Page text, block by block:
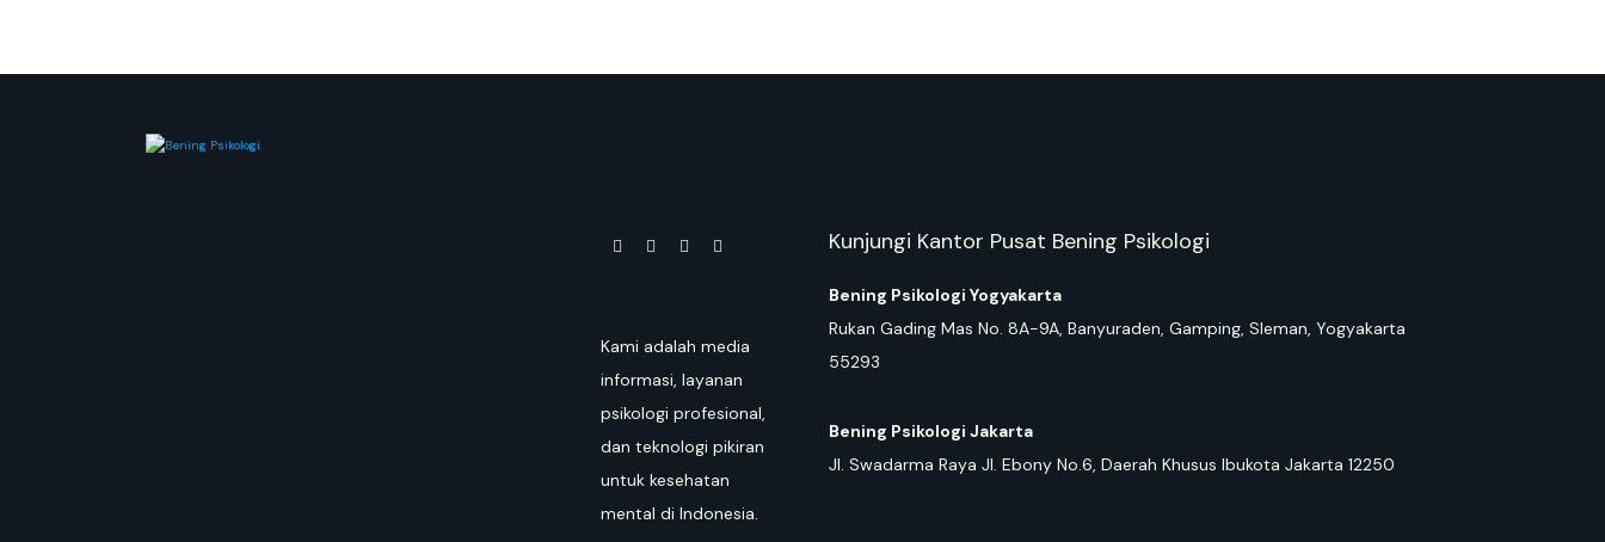
Kami adalah media
informasi, layanan
psikologi profesional,
dan teknologi pikiran
untuk kesehatan
mental di Indonesia.
Kunjungi Kantor Pusat Bening Psikologi
Bening Psikologi Yogyakarta
Rukan Gading Mas No. 8A-9A, Banyuraden, Gamping, Sleman, Yogyakarta
55293
Bening Psikologi Jakarta
Jl. Swadarma Raya Jl. Ebony No.6, Daerah Khusus Ibukota Jakarta 12250